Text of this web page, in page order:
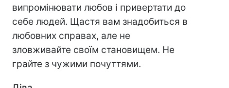
випромінювати любов і привертати до
себе людей. Щастя вам знадобиться в
любовних справах, але не
зловживайте своїм становищем. Не
грайте з чужими почуттями.